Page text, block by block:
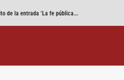
que parezca un accidente»